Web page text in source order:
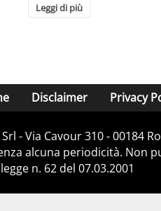
Leggi di più
Disclaimer Privacy
Via Cavour 310 - 00184
alcuna periodicità.
legge n. 62 del 07.03.2001